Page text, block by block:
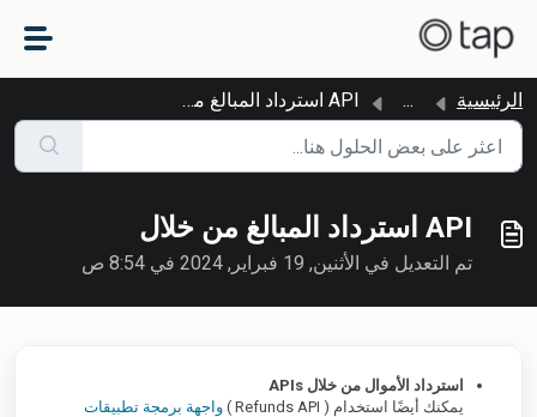
الرئيسية ... API استرداد المبالغ من خلال
API استرداد المبالغ من خلال
تم التعديل في الأثنين, 19 فبراير, 2024 في 8:54 ص
استرداد الأموال من خلال APIs
يمكنك أيضًا استخدام ( Refunds API )
واجهة برمجة تطبيقات